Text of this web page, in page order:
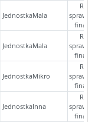
JednostkaMala
JednostkaMala
JednostkaMikro
JednostkaInna